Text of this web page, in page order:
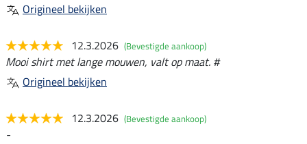
Origineel bekijken
12.3.2026 (Bevestigde aankoop)
Mooi shirt met lange mouwen, valt op maat. #
Origineel bekijken
12.3.2026 (Bevestigde aankoop)
-